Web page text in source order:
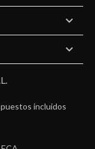


incluidos